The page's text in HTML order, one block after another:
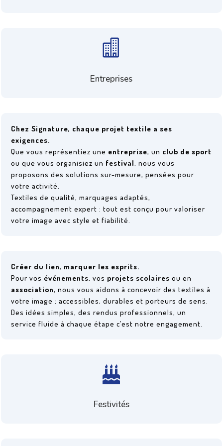

Entreprises
Chez Signature, chaque projet textile a ses
exigences.
Que vous représentiez une entreprise, un club de sport
ou que vous organisiez un festival, nous vous
proposons des solutions sur-mesure, pensées pour
votre activité.
Textiles de qualité, marquages adaptés,
accompagnement expert : tout est conçu pour valoriser
votre image avec style et fiabilité.
Créer du lien, marquer les esprits.
Pour vos événements, vos projets scolaires ou en
association, nous vous aidons à concevoir des textiles à
votre image : accessibles, durables et porteurs de sens.
Des idées simples, des rendus professionnels, un
service fluide à chaque étape c’est notre engagement.

Festivités